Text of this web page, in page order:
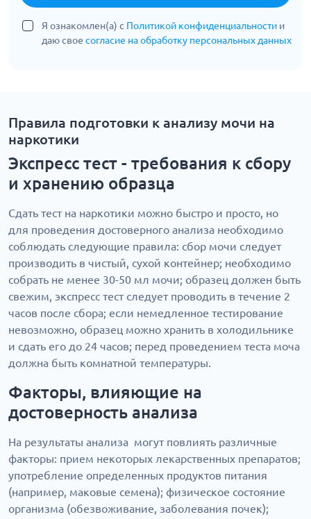
Я ознакомлен(а) с Политикой конфиденциальности и
даю свое согласие на обработку персональных данных
Правила подготовки к анализу мочи на
наркотики
Экспресс тест - требования к сбору
и хранению образца
Сдать тест на наркотики можно быстро и просто, но
для проведения достоверного анализа необходимо
соблюдать следующие правила: сбор мочи следует
производить в чистый, сухой контейнер; необходимо
собрать не менее 30-50 мл мочи; образец должен быть
свежим, экспресс тест следует проводить в течение 2
часов после сбора; если немедленное тестирование
невозможно, образец можно хранить в холодильнике
и сдать его до 24 часов; перед проведением теста моча
должна быть комнатной температуры.
Факторы, влияющие на
достоверность анализа
На результаты анализа могут повлиять различные
факторы: прием некоторых лекарственных препаратов;
употребление определенных продуктов питания
(например, маковые семена); физическое состояние
организма (обезвоживание, заболевания почек);